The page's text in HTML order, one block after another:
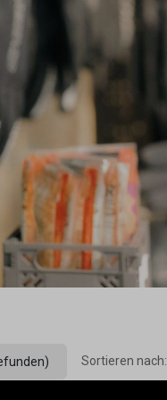
Sortieren nach: